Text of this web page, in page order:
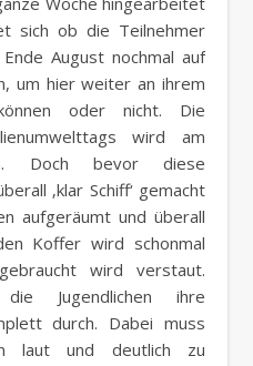
sich ob die Teilnehmer
August nochmal auf
um hier weiter an ihrem
oder nicht. Die
wird am
Doch bevor diese
‚klar Schiff‘ gemacht
aufgeräumt und überall
Koffer wird schonmal
wird verstaut.
Jugendlichen ihre
durch. Dabei muss
laut und deutlich zu